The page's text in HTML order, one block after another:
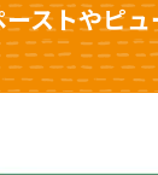
ストやピ